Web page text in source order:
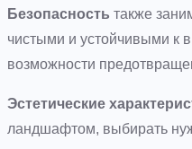
Безопасность также
чистыми и устойчивыми к
возможности
Эстетические
ландшафтом, выбирать